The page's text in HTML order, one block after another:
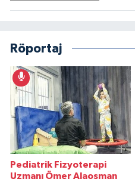
Röportaj
Pediatrik Fizyoterapi
Uzmanı Ömer Alaosman